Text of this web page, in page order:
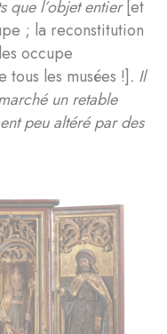
que l’objet entier[et
; la reconstitution
occupe
tous les musées !]. Il
un retable
peu altéré par des